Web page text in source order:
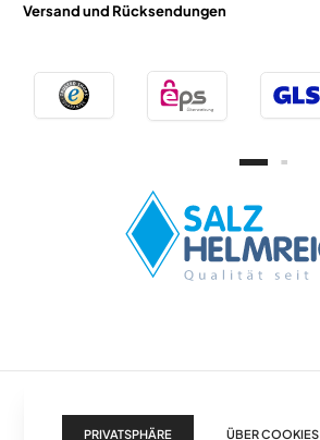
Versand und Rücksendungen
Home Suche
PRIVATSPHÄRE ÜBER COOKIES